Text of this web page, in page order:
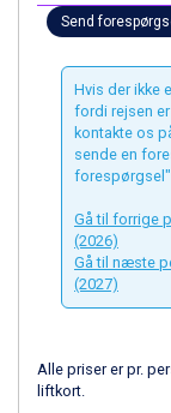
Zell am See
Canazei fra
Livigno fra
Ponte di
Sauze
Alleghe fra
Bad
La Thuile
Val
Cervinia
Saalbach
Bad
Passo
Send
Hvis der ikke
fordi rejsen
kontakte os
sende en
Gå til forrige
(2026)
Gå til næste
(2027)
Alle priser er pr.
liftkort.